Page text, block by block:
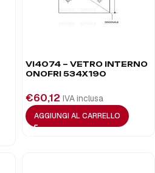
VI4074 – VETRO INTERNO
ONOFRI 534X190
€60,12 IVA inclusa
AGGIUNGI AL CARRELLO